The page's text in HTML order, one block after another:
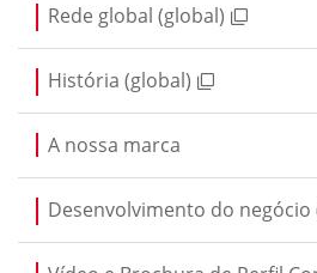
Rede global (global)
História (global)
A nossa marca
Desenvolvimento do negócio